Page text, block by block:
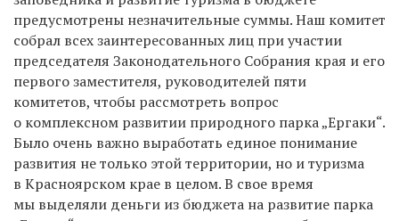
предусмотрены незначительные суммы. Наш комитет
собрал всех заинтересованных лиц при участии
председателя Законодательного Собрания края и его
первого заместителя, руководителей пяти
комитетов, чтобы рассмотреть вопрос
о комплексном развитии природного парка „Ергаки“.
Было очень важно выработать единое понимание
развития не только этой территории, но и туризма
в Красноярском крае в целом. В свое время
мы выделяли деньги из бюджета на развитие парка